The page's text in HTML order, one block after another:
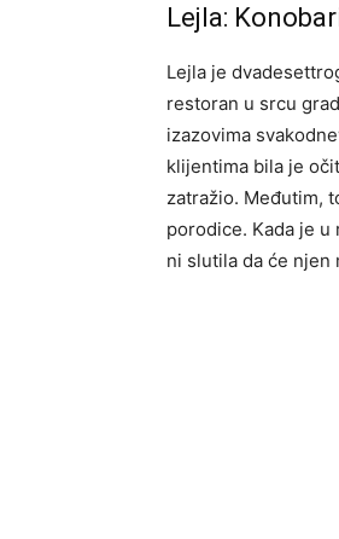
Lejla:
Lejla je
restoran u srcu
izazovima
klijentima bila je
zatražio. Međutim,
porodice. Kada je
ni slutila da će